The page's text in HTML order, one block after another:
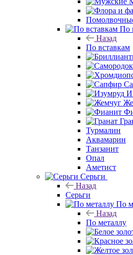
По
Назад
По вставкам
Турмалин
Аквамарин
Танзанит
Опал
Аметист
Серьги
Назад
Серьги
По
Назад
По металлу